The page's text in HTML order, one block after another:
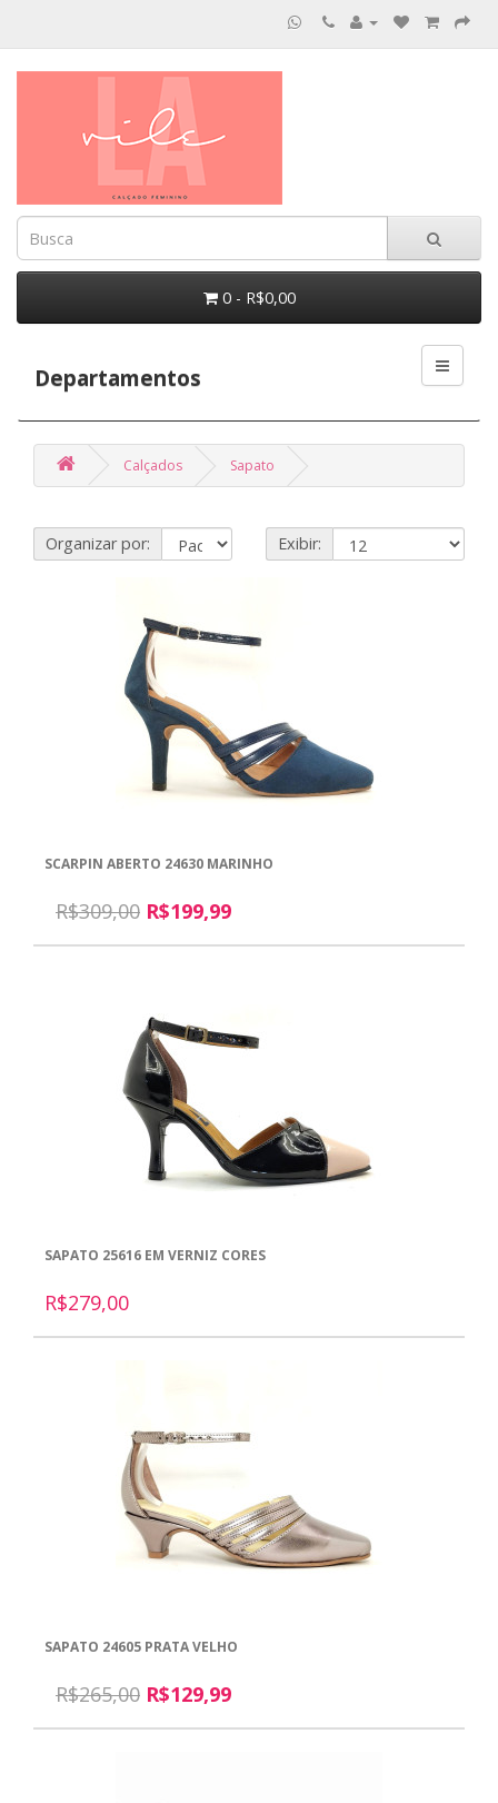
0 - R$0,00
Departamentos
Calçados Sapato
Organizar por: Exibir:
SCARPIN ABERTO 24630 MARINHO
R$309,00 R$199,99
SAPATO 25616 EM VERNIZ CORES
R$279,00
SAPATO 24605 PRATA VELHO
R$265,00 R$129,99